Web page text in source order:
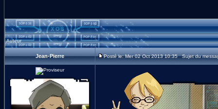
Auteur
Jean-Pierre Posté le: Mer 02 Oct 2013 10:35 Sujet du